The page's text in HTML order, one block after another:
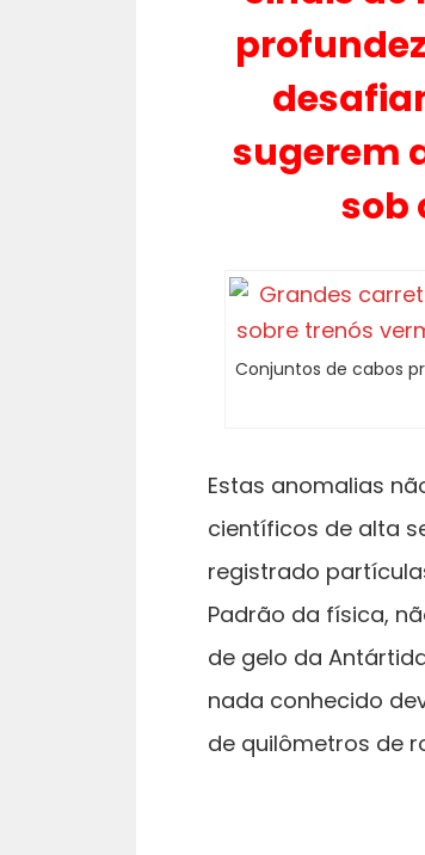
sugerem
sob
Conjuntos de cabos
Estas anomalias
científicos de alta
registrado
Padrão da física,
de gelo da
nada conhecido
de quilômetros de